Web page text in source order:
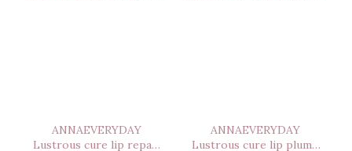
ANNAEVERYDAY
Lustrous cure lip repair
ANNAEVERYDAY
Lustrous cure lip plump